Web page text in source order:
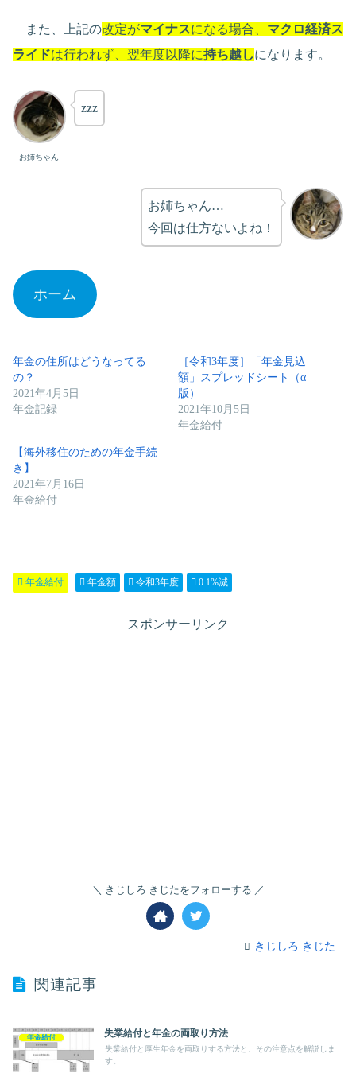
また、上記の改定がマイナスになる場合、 マクロ経済ス
ライドは行われず、翌年度以降に持ち越しになります。
お姉ちゃん
zzz
お姉ちゃん…
今回は仕方ないよね！
ホーム
年金の住所はどうなってる
の？
2021年4月5日
年金記録
［令和3年度］「年金見込
額」スプレッドシート（α
版）
2021年10月5日
年金給付
【海外移住のための年金手続
き】
2021年7月16日
年金給付
年金給付 年金額 令和3年度 0.1%減
スポンサーリンク
きじしろ きじたをフォローする
きじしろ きじた
関連記事
年金給付 失業給付と年金の両取り方法
失業給付と厚生年金を両取りする方法と、その注意点を解説しま
す。